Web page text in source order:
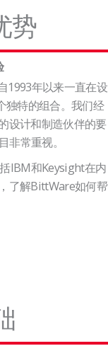
势
1993年以来一直在设
独特的组合。我们经
设计和制造伙伴的要
非常重视。
IBM和Keysight在内
了解BittWare如何帮